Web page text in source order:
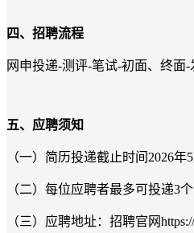
四、招聘流程
网申投递-测评-笔试-初面、终面
五、应聘须知
（一）简历投递截止时间2026年5
（二）每位应聘者最多可投递3个
（三）应聘地址：招聘官网